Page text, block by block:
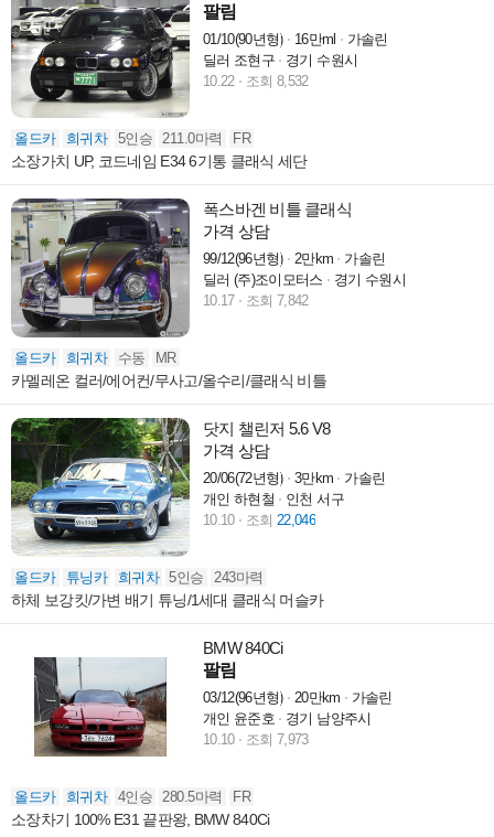
팔림
01/10(90년형) 16만ml
가솔린
딜러 조현구
경기 수원시
10.22
조회 8,532
올드카 희귀차 5인승 211.0마력 FR
소장가치 UP, 코드네임 E34 6기통 클래식 세단
폭스바겐 비틀 클래식
가격 상담
99/12(96년형) 2만km
가솔린
딜러 (주)조이모터스
경기 수원시
10.17
조회 7,842
올드카 희귀차 수동 MR
카멜레온 컬러/에어컨/무사고/올수리/클래식 비틀
닷지 챌린저 5.6 V8
가격 상담
20/06(72년형) 3만km
가솔린
개인 하현철
인천 서구
10.10
조회 22,046
올드카 튜닝카 희귀차 5인승 243마력
하체 보강킷/가변 배기 튜닝/1세대 클래식 머슬카
BMW 840Ci
팔림
03/12(96년형) 20만km
가솔린
개인 윤준호
경기 남양주시
10.10
조회 7,973
올드카 희귀차 4인승 280.5마력 FR
소장차기 100% E31 끝판왕, BMW 840Ci